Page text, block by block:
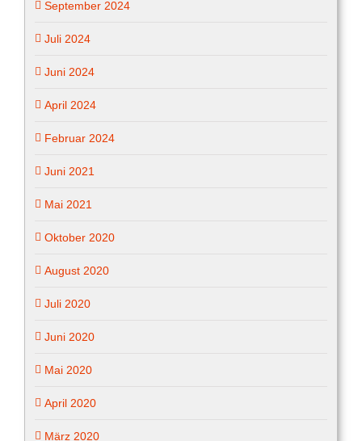
September 2024
Juli 2024
Juni 2024
April 2024
Februar 2024
Juni 2021
Mai 2021
Oktober 2020
August 2020
Juli 2020
Juni 2020
Mai 2020
April 2020
März 2020